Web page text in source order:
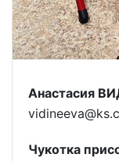
Анастасия
Чукотка